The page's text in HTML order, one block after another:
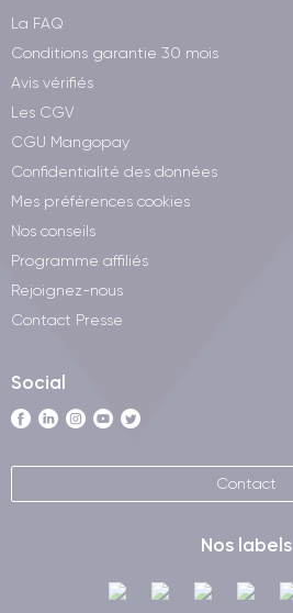
La FAQ
Conditions garantie 30 mois
Avis vérifiés
Les CGV
CGU Mangopay
Confidentialité des données
Mes préférences cookies
Nos conseils
Programme affiliés
Rejoignez-nous
Contact Presse
Social
Contact
Nos labels